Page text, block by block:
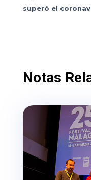
superó el
Notas